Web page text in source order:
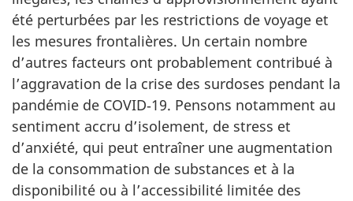
été perturbées par les restrictions de voyage et
les mesures frontalières. Un certain nombre
d’autres facteurs ont probablement contribué à
l’aggravation de la crise des surdoses pendant la
pandémie de COVID‑19. Pensons notamment au
sentiment accru d’isolement, de stress et
d’anxiété, qui peut entraîner une augmentation
de la consommation de substances et à la
disponibilité ou à l’accessibilité limitée des